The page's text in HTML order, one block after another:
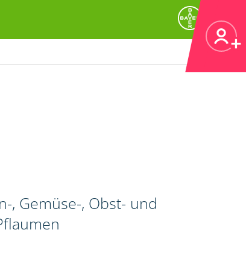
, Gemüse-, Obst- und